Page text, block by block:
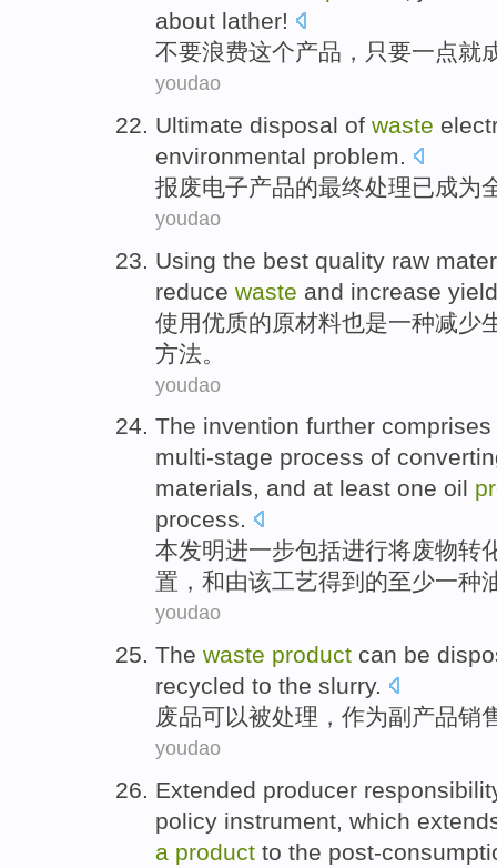
about lather!
不要浪费这个产品 ， 只要一点就
youdao
Ultimate disposal of waste
environmental problem.
报废电子产品的最终处理已成为
youdao
Using the best quality raw
reduce waste and increase
使用优质的原材料也是一种减少
方法。
youdao
The invention further comprises
multi-stage process of
materials, and at least one oil
process.
本发明进一步包括进行将废物转
置 ， 和由该工艺得到的至少一种
youdao
The waste product can be
recycled to the slurry.
废品可以被处理 ， 作为副产品销
youdao
Extended producer
policy instrument, which
a product to the post-